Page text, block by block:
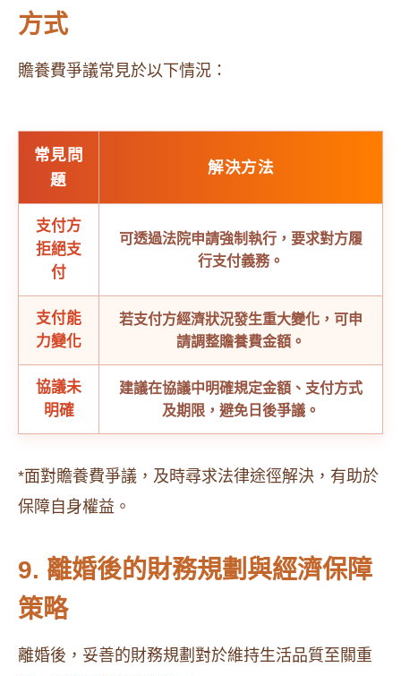
方式
贍養費爭議常見於以下情況：
常見問
題
解決方法
支付方
拒絕支
付
可透過法院申請強制執行，要求對方履
行支付義務。
支付能
力變化
若支付方經濟狀況發生重大變化，可申
請調整贍養費金額。
協議未
明確
建議在協議中明確規定金額、支付方式
及期限，避免日後爭議。
*面對贍養費爭議，及時尋求法律途徑解決，有助於
保障自身權益。
9. 離婚後的財務規劃與經濟保障
策略
離婚後，妥善的財務規劃對於維持生活品質至關重